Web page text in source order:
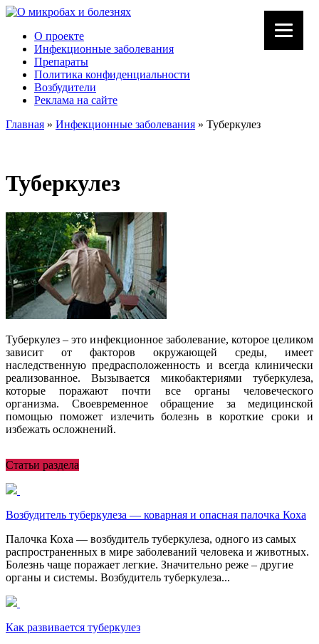
О проекте
Инфекционные заболевания
Препараты
Политика конфиденциальности
Возбудители
Реклама на сайте
Главная » Инфекционные заболевания » Туберкулез
Туберкулез
Туберкулез – это инфекционное заболевание, которое целиком
зависит от факторов окружающей среды, имеет
наследственную предрасположенность и всегда клинически
реализованное. Вызывается микобактериями туберкулеза,
которые поражают почти все органы человеческого
организма. Своевременное обращение за медицинской
помощью поможет излечить болезнь в короткие сроки и
избежать осложнений.
Статьи раздела
Возбудитель туберкулеза — коварная и опасная палочка Коха
Палочка Коха — возбудитель туберкулеза, одного из самых
распространенных в мире заболеваний человека и животных.
Болезнь чаще поражает легкие. Значительно реже – другие
органы и системы. Возбудитель туберкулеза...
Как развивается туберкулез